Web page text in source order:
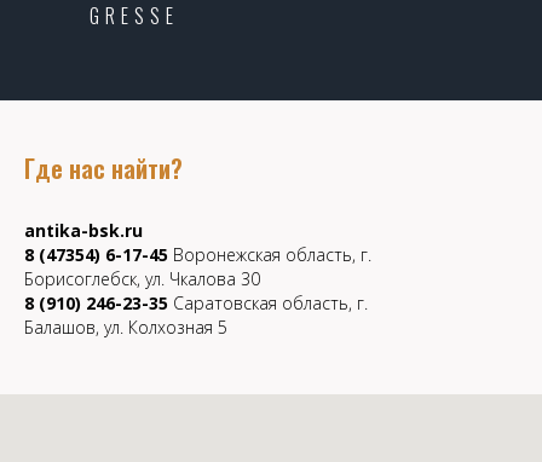
GRESSE
Где нас найти?
antika-bsk.ru
8 (47354) 6-17-45 Воронежская область, г.
Борисоглебск, ул. Чкалова 30
8 (910) 246-23-35 Саратовская область, г.
Балашов, ул. Колхозная 5